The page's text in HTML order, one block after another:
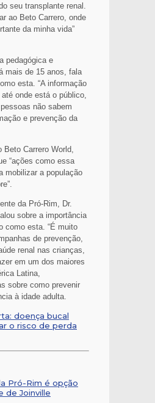
seu transplante renal.
ao Beto Carrero, onde
da minha vida”
pedagógica e
mais de 15 anos, fala
esta. “A informação
onde está o público,
não sabem
e prevenção da
Carrero World,
“ações como essa
mobilizar a população
da Pró-Rim, Dr.
sobre a importância
como esta. “É muito
de prevenção,
renal nas crianças,
em um dos maiores
Latina,
sobre como prevenir
à idade adulta.
doença bucal
o risco de perda
Pró-Rim é opção
de Joinville